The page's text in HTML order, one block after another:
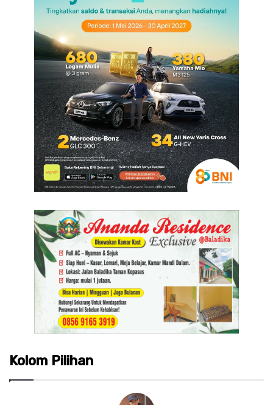
Kolom Pilihan